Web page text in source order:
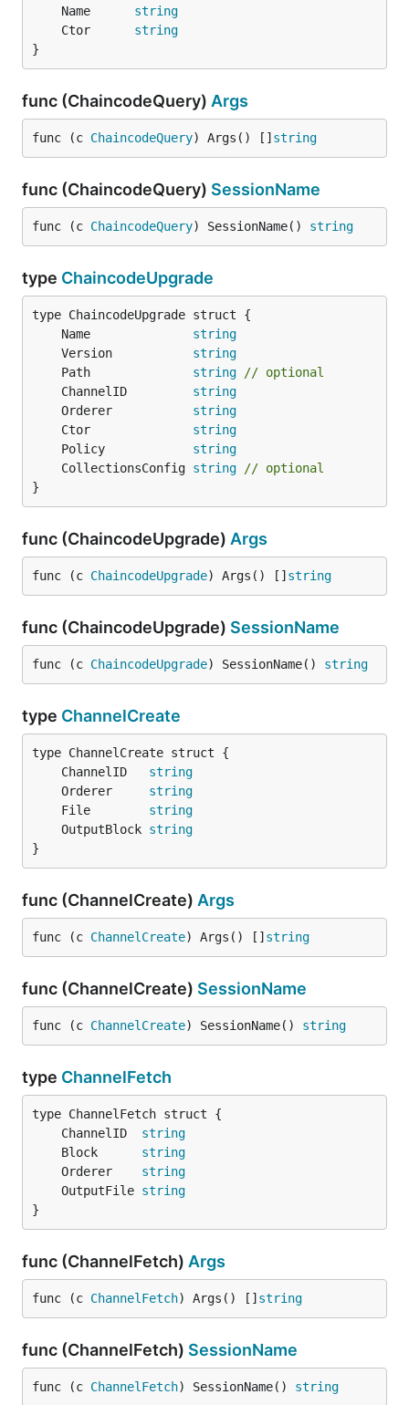
	Name
string
	Ctor
string
}
func (ChaincodeQuery) Args
func (c ChaincodeQuery) Args() [] string
func (ChaincodeQuery) SessionName
func (c ChaincodeQuery) SessionName() string
type ChaincodeUpgrade
	Name
string
	Version
string
	Path
string
// optional
	ChannelID
string
	Orderer
string
	Ctor
string
	Policy
string
	CollectionsConfig
string
// optional
}
func (ChaincodeUpgrade) Args
func (c ChaincodeUpgrade) Args() [] string
func (ChaincodeUpgrade) SessionName
func (c ChaincodeUpgrade) SessionName() string
type ChannelCreate
	ChannelID
string
	Orderer
string
	File
string
	OutputBlock
string
}
func (ChannelCreate) Args
func (c ChannelCreate) Args() [] string
func (ChannelCreate) SessionName
func (c ChannelCreate) SessionName() string
type ChannelFetch
	ChannelID
string
	Block
string
	Orderer
string
	OutputFile
string
}
func (ChannelFetch) Args
func (c ChannelFetch) Args() [] string
func (ChannelFetch) SessionName
func (c ChannelFetch) SessionName() string